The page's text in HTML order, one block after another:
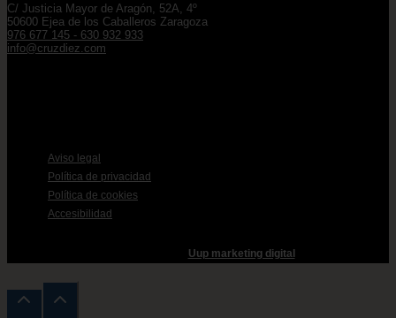
C/ Justicia Mayor de Aragón, 52A, 4º
50600 Ejea de los Caballeros Zaragoza
976 677 145 - 630 932 933
info@cruzdiez.com
Aviso legal
Política de privacidad
Política de cookies
Accesibilidad
Uup marketing digital